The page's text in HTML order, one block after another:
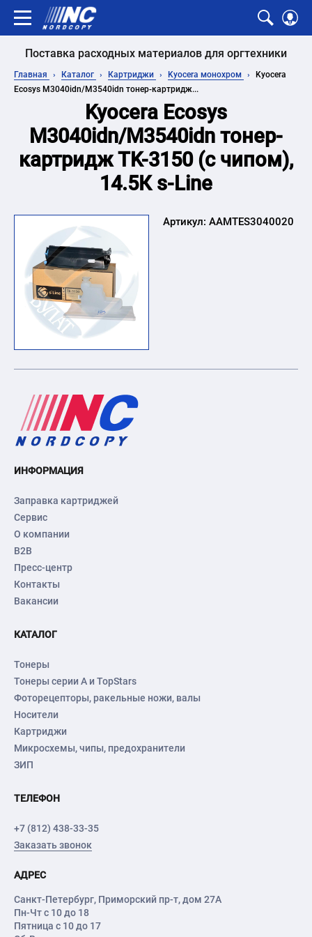
Поставка расходных материалов для оргтехники
Главная Каталог Картриджи Kyocera монохром
Kyocera
Ecosys M3040idn/M3540idn тонер-картридж...
Kyocera Ecosys
M3040idn/M3540idn тонер-
картридж TK-3150 (с чипом),
14.5К s-Line
Артикул: AAMTES3040020
ИНФОРМАЦИЯ
Заправка картриджей
Сервис
О компании
B2B
Пресс-центр
Контакты
Вакансии
КАТАЛОГ
Тонеры
Тонеры серии А и TopStars
Фоторецепторы, ракельные ножи, валы
Носители
Картриджи
Микросхемы, чипы, предохранители
ЗИП
ТЕЛЕФОН
+7 (812) 438-33-35
Заказать звонок
АДРЕС
Санкт-Петербург, Приморский пр-т, дом 27А
Пн-Чт с 10 до 18
Пятница с 10 до 17